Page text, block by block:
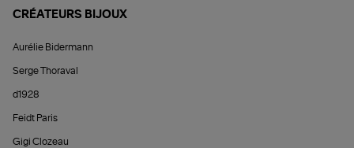
CRÉATEURS BIJOUX
Aurélie Bidermann
Serge Thoraval
d1928
Feidt Paris
Gigi Clozeau